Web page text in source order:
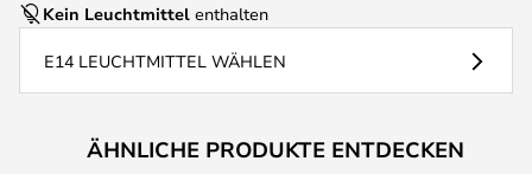
Kein Leuchtmittel enthalten
E14 LEUCHTMITTEL WÄHLEN
ÄHNLICHE PRODUKTE ENTDECKEN